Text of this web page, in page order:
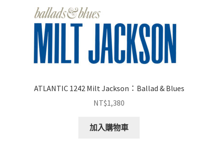
ATLANTIC 1242 Milt Jackson：Ballad & Blues
NT$1,380
加入購物車